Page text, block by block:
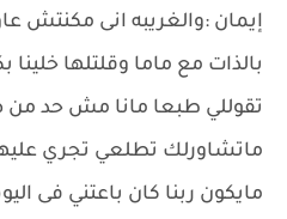
إيمان :والغريبه انى مكنتش
بالذات مع ماما وقلتلها خلينا
تقوللي طبعا مانا مش حد من
ماتشاورلك تطلعي تجري
مايكون ربنا كان باعتني فى